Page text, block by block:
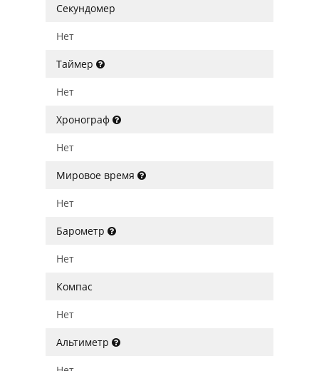
Секундомер
Нет
Таймер
Нет
Хронограф
Нет
Мировое время
Нет
Барометр
Нет
Компас
Нет
Альтиметр